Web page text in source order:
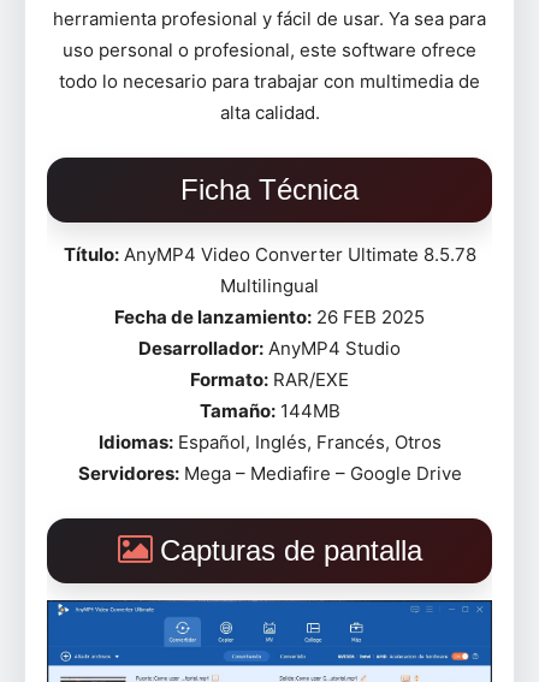
herramienta profesional y fácil de usar. Ya sea para
uso personal o profesional, este software ofrece
todo lo necesario para trabajar con multimedia de
alta calidad.
Ficha Técnica
Título:AnyMP4 Video Converter Ultimate 8.5.78
Multilingual
Fecha de lanzamiento: 26 FEB 2025
Desarrollador: AnyMP4 Studio
Formato: RAR/EXE
Tamaño:144MB
Idiomas:Español, Inglés, Francés, Otros
Servidores:Mega – Mediafire – Google Drive
Capturas de pantalla